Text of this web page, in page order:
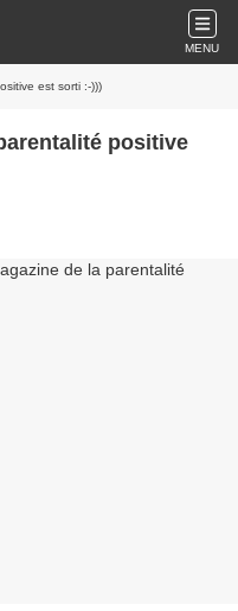
MENU
est sorti :-)))
positive